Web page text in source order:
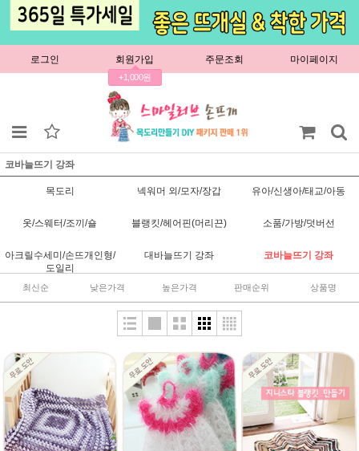
로그인 회원가입
+1,000원
주문조회 마이페이지
코바늘뜨기 강좌
목도리 넥워머 외/모자/장갑 유아/신생아/태교/아동
옷/스웨터/조끼/숄 블랭킷/헤어핀(머리끈) 소품/가방/덧버선
아크릴수세미/손뜨개인형/
도일리
대바늘뜨기 강좌 코바늘뜨기 강좌
최신순 낮은가격 높은가격 판매순위 상품명